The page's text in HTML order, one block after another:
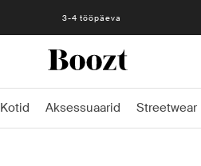
3-4 tööpäeva
Kotid Aksessuaarid Streetwear